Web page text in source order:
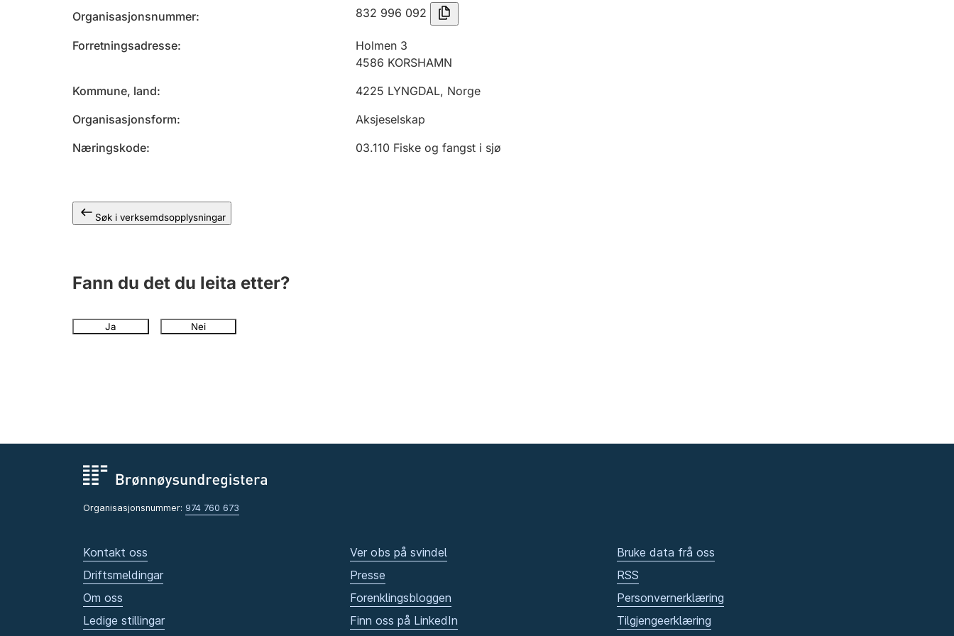
Organisasjonsnummer 832 996 092
Forretningsadresse
Holmen 3
4586 KORSHAMN
Kommune, land
4225 LYNGDAL, Norge
Organisasjonsform
Aksjeselskap
Næringskode
03.110 Fiske og fangst i sjø
Søk i verksemdsopplysningar
Fann du det du leita etter?
Ja Nei
Organisasjonsnummer: 974 760 673
Kontakt oss
Driftsmeldingar
Om oss
Ledige stillingar
Ver obs på svindel
Presse
Forenklingsbloggen
Finn oss på LinkedIn
Bruke data frå oss
RSS
Personvernerklæring
Tilgjengeerklæring